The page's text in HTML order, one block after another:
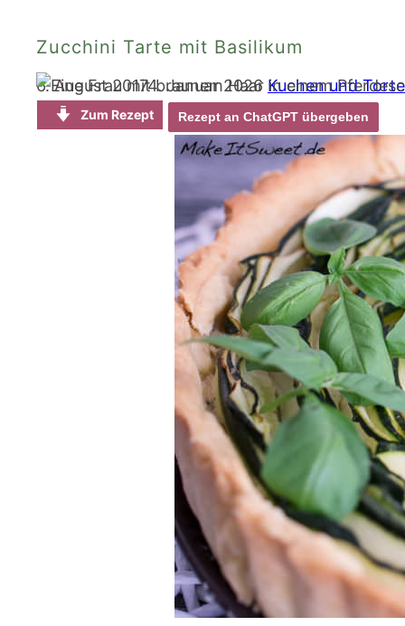
Zucchini Tarte mit Basilikum
6. August 20174. Januar 2026 Kuchen und
Zum Rezept Rezept an ChatGPT übergeben